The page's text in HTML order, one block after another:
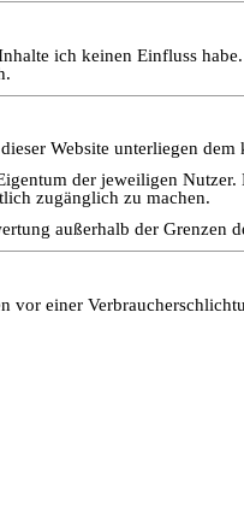
ich keinen Einfluss
Website unterliegen
der jeweiligen
zugänglich zu machen.
außerhalb der
einer